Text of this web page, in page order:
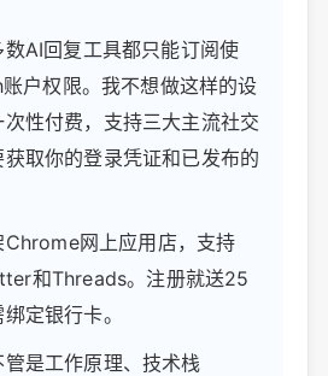
AI回复工具都只能订阅使
户权限。我不想做这样的设
性付费，支持三大主流社交
取你的登录凭证和已发布的
网上应用店，支持
和Threads。注册就送25
定银行卡。
是工作原理、技术栈